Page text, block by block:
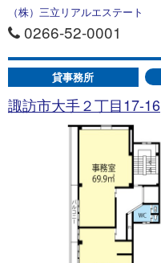
（株）三立リアルエステート
0266-52-0001
貸事務所
諏訪市大手２丁目17-16